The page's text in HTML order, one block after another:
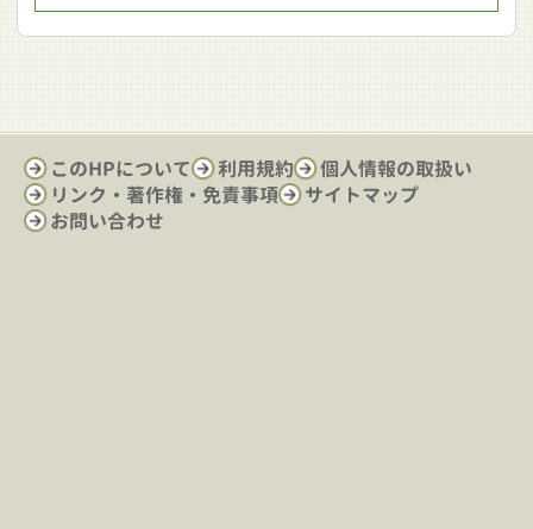
このHPについて 利用規約
個人情報の取扱い
リンク・著作権・免責事項
サイトマップ
お問い合わせ